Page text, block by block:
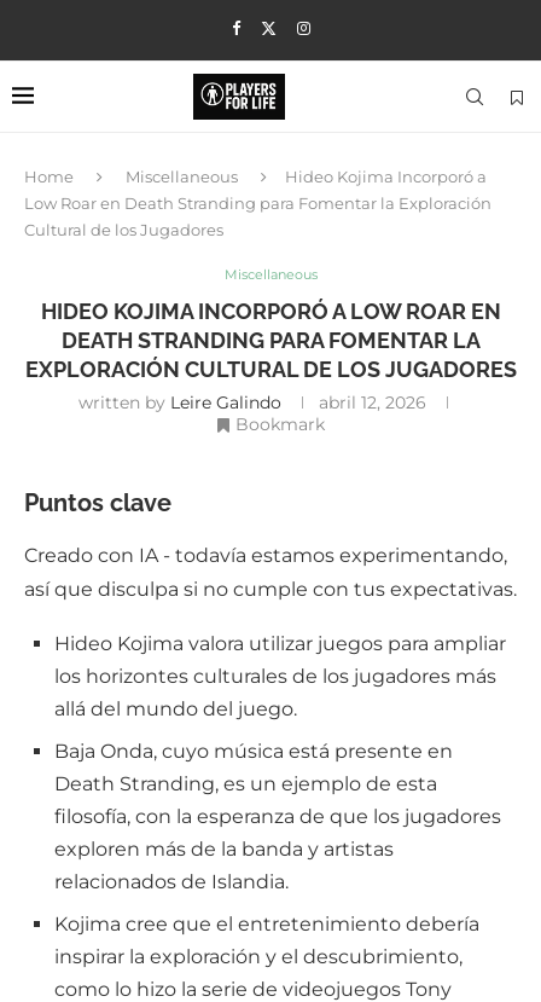
Home Miscellaneous
Hideo Kojima Incorporó a
Low Roar en Death Stranding para Fomentar la Exploración
Cultural de los Jugadores
Miscellaneous
HIDEO KOJIMA INCORPORÓ A LOW ROAR EN
DEATH STRANDING PARA FOMENTAR LA
EXPLORACIÓN CULTURAL DE LOS JUGADORES
written by Leire Galindo
abril 12, 2026
Bookmark
Puntos clave
Creado con IA - todavía estamos experimentando,
así que disculpa si no cumple con tus expectativas.
Hideo Kojima valora utilizar juegos para ampliar
los horizontes culturales de los jugadores más
allá del mundo del juego.
Baja Onda, cuyo música está presente en
Death Stranding, es un ejemplo de esta
filosofía, con la esperanza de que los jugadores
exploren más de la banda y artistas
relacionados de Islandia.
Kojima cree que el entretenimiento debería
inspirar la exploración y el descubrimiento,
como lo hizo la serie de videojuegos Tony